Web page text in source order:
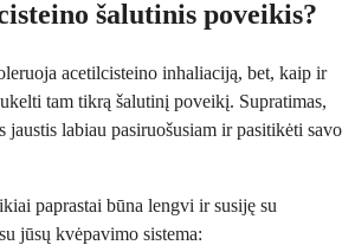
šalutinis poveikis?
acetilcisteino inhaliaciją, bet, kaip ir
tam tikrą šalutinį poveikį. Supratimas,
jaustis labiau pasiruošusiam ir pasitikėti savo
paprastai būna lengvi ir susiję su
jūsų kvėpavimo sistema: